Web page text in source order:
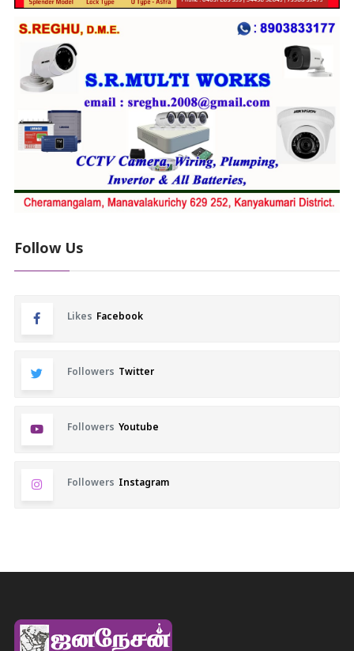
Follow Us
Likes Facebook
Followers Twitter
Followers Youtube
Followers Instagram